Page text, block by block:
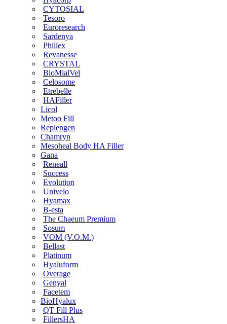
CYTOSIAL
Tesoro
Euroresearch
Sardenya
Phillex
Revanesse
CRYSTAL
BioMialVel
Celosome
Etrebelle
HAFiller
Licol
Metoo Fill
Replengen
Chamryn
Mesoheal Body HA Filler
Gana
Reneall
Success
Evolution
Univelo
Hyamax
B-esta
The Chaeum Premium
Sosum
VOM (V.O.M.)
Bellast
Platinum
Hyaluform
Overage
Genyal
Facetem
BioHyalux
QT Fill Plus
FillersHA